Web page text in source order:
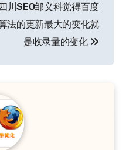
四川SEO邹义科觉得百度
法的更新最大的变化就
是收录量的变化